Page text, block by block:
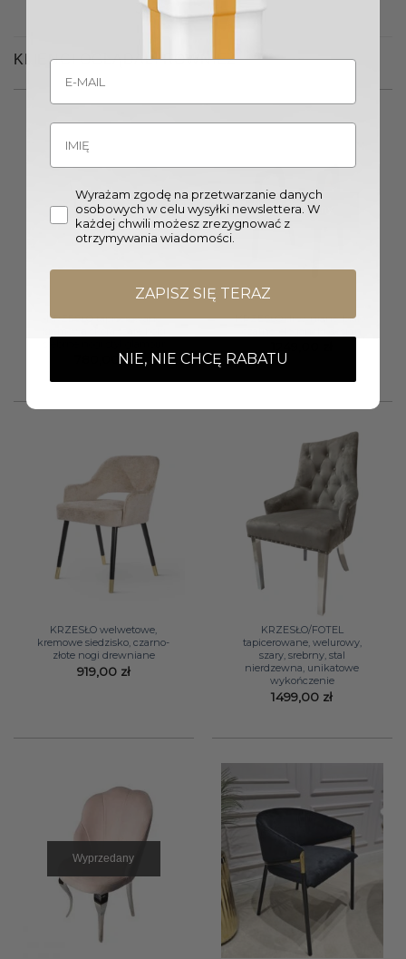
KLIENCI OGLĄDALI RÓWNIEŻ
KRZESŁO tapicerowane
780,00zł
Wyprzedany
KRZESŁO drewniane, biało-
KRZESŁO welwetowe,
kremowe siedzisko, czarno-
złote nogi drewniane
919,00 zł
KRZESŁO/FOTEL
tapicerowane, welurowy,
szary, srebrny, stal
nierdzewna, unikatowe
wykończenie
1499,00 zł
Wyprzedany
Wyrażam zgodę na przetwarzanie danych
osobowych w celu wysyłki newslettera. W
każdej chwili możesz zrezygnować z
otrzymywania wiadomości.
ZAPISZ SIĘ TERAZ
NIE, NIE CHCĘ RABATU